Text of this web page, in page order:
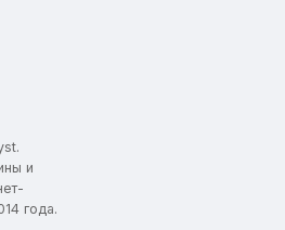
и
года.